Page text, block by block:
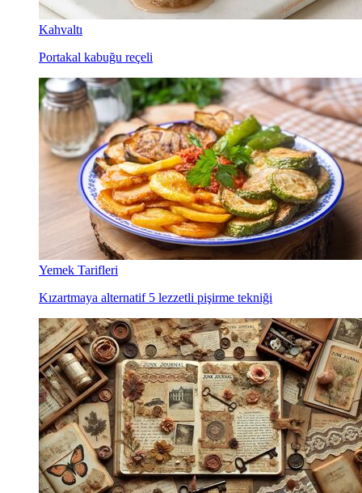
Kahvaltı
Portakal kabuğu reçeli
Yemek Tarifleri
Kızartmaya alternatif 5 lezzetli pişirme tekniği